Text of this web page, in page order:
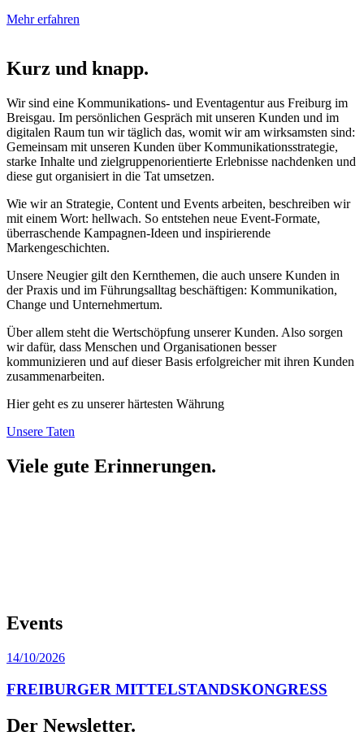
Mehr erfahren
Kurz und knapp.
Wir sind eine Kommunikations- und Eventagentur aus Freiburg im
Breisgau. Im persönlichen Gespräch mit unseren Kunden und im
digitalen Raum tun wir täglich das, womit wir am wirksamsten sind:
Gemeinsam mit unseren Kunden über Kommunikationsstrategie,
starke Inhalte und zielgruppenorientierte Erlebnisse nachdenken und
diese gut organisiert in die Tat umsetzen.
Wie wir an Strategie, Content und Events arbeiten, beschreiben wir
mit einem Wort: hellwach. So entstehen neue Event-Formate,
überraschende Kampagnen-Ideen und inspirierende
Markengeschichten.
Unsere Neugier gilt den Kernthemen, die auch unsere Kunden in
der Praxis und im Führungsalltag beschäftigen: Kommunikation,
Change und Unternehmertum.
Über allem steht die Wertschöpfung unserer Kunden. Also sorgen
wir dafür, dass Menschen und Organisationen besser
kommunizieren und auf dieser Basis erfolgreicher mit ihren Kunden
zusammenarbeiten.
Hier geht es zu unserer härtesten Währung
Unsere Taten
Viele gute Erinnerungen.
Events
14/10/2026
FREIBURGER MITTELSTANDSKONGRESS
Der Newsletter.